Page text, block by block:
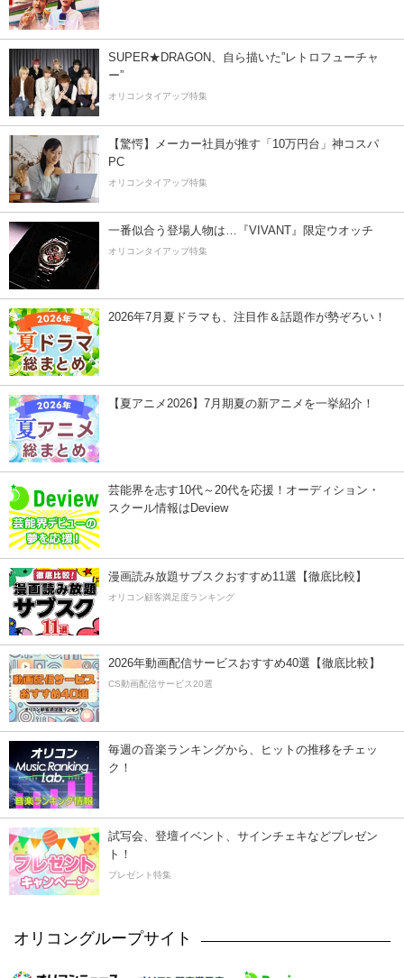
SUPER★DRAGON、自ら描いた”レトロフューチャ
ー”
オリコンタイアップ特集
【驚愕】メーカー社員が推す「10万円台」神コスパ
PC
オリコンタイアップ特集
一番似合う登場人物は…『VIVANT』限定ウオッチ
オリコンタイアップ特集
2026年7月夏ドラマも、注目作＆話題作が勢ぞろい！
【夏アニメ2026】7月期夏の新アニメを一挙紹介！
芸能界を志す10代～20代を応援！オーディション・
スクール情報はDeview
漫画読み放題サブスクおすすめ11選【徹底比較】
オリコン顧客満足度ランキング
2026年動画配信サービスおすすめ40選【徹底比較】
CS動画配信サービス20選
毎週の音楽ランキングから、ヒットの推移をチェッ
ク！
試写会、登壇イベント、サインチェキなどプレゼン
ト！
プレゼント特集
オリコングループサイト